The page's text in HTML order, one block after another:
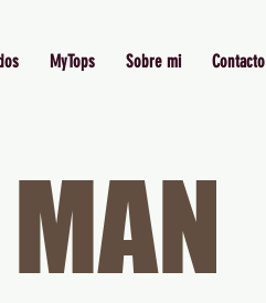
MyTops Sobre mi Contacto